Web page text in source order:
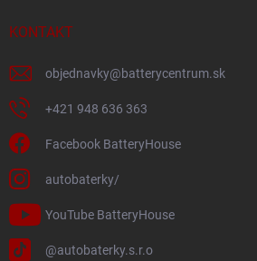
KONTAKT
objednavky@batterycentrum.sk
+421 948 636 363
Facebook BatteryHouse
autobaterky/
YouTube BatteryHouse
@autobaterky.s.r.o